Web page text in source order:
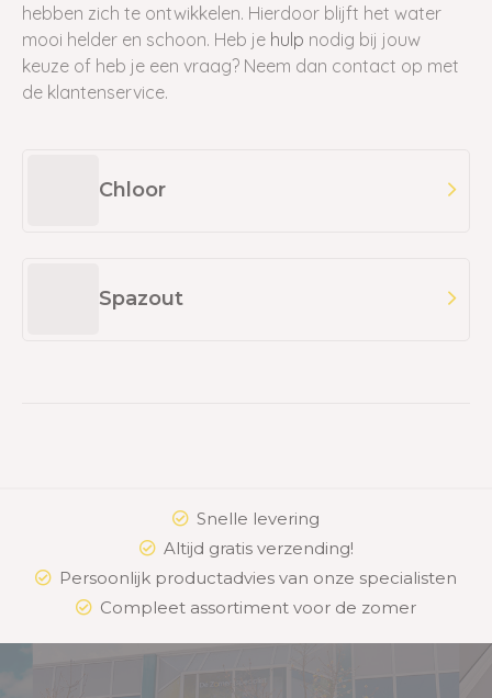
hebben zich te ontwikkelen. Hierdoor blijft het water
mooi helder en schoon. Heb je hulp nodig bij jouw
keuze of heb je een vraag? Neem dan contact op met
de klantenservice.
Chloor
Spazout
Snelle levering
Altijd gratis verzending!
Persoonlijk productadvies van onze specialisten
Compleet assortiment voor de zomer